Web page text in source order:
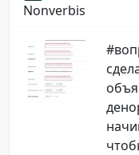
Nonverbis